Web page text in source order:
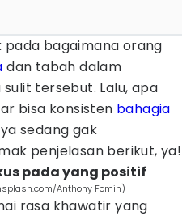
bagaimana orang
dan tabah dalam
tersebut. Lalu, apa
bisa konsisten bahagia
sedang gak
penjelasan berikut, ya!
pada yang positif
Anthony Fomin)
rasa khawatir yang